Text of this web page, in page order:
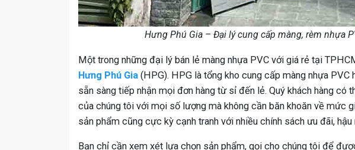
Hưng Phú Gia – Đại lý cung cấp màng, rèm nhựa
Một trong những đại lý bán lẻ màng nhựa PVC với giá rẻ tại
Hưng Phú Gia (HPG). HPG là tổng kho cung cấp màng nhựa PVC
sẵn sàng tiếp nhận mọi đơn hàng từ sỉ đến lẻ. Quý khách hàng có
của chúng tôi với mọi số lượng mà không cần băn khoăn về mức
sản phẩm cũng cực kỳ cạnh tranh với nhiều chính sách ưu đãi, hậu
Bạn chỉ cần xem xét lựa chọn sản phẩm, gọi cho chúng tôi để